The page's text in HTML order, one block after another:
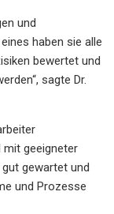
und
haben sie alle
bewertet und
sagte Dr.
geeigneter
gewartet und
und Prozesse